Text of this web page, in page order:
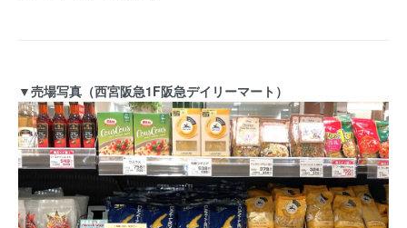
▼売場写真（西宮阪急1F阪急デイリーマート）